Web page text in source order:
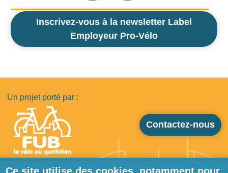
Inscrivez-vous à la newsletter Label
Employeur Pro-Vélo
Un projet porté par :
Contactez-nous